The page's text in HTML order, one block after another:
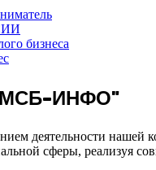
бизнеса
ИНФО"
деятельности нашей
сферы, реализуя